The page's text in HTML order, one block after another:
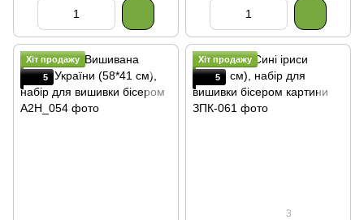
Хіт продажу
5
Хіт продажу
5
3